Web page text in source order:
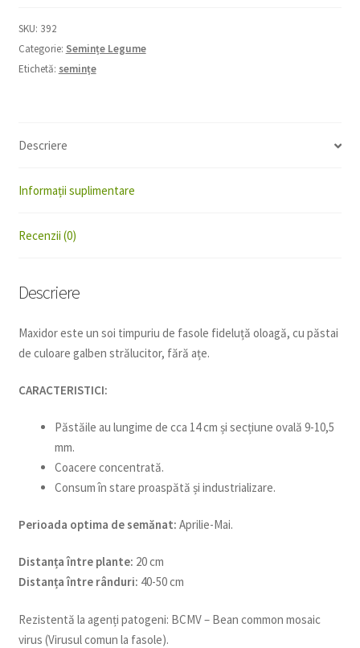
250g
SKU: 392
Categorie: Semințe Legume
Etichetă: semințe
Descriere
Informații suplimentare
Recenzii (0)
Descriere
Maxidor este un soi timpuriu de fasole fideluță oloagă, cu păstai
de culoare galben strălucitor, fără ațe.
CARACTERISTICI:
Păstăile au lungime de cca 14 cm și secțiune ovală 9-10,5
mm.
Coacere concentrată.
Consum în stare proaspătă și industrializare.
Perioada optima de semănat: Aprilie-Mai.
Distanța între plante: 20 cm
Distanța între rânduri: 40-50 cm
Rezistentă la agenți patogeni: BCMV – Bean common mosaic
virus (Virusul comun la fasole).